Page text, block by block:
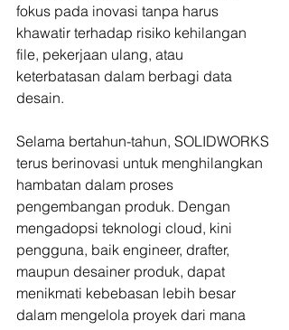
fokus pada inovasi tanpa harus
khawatir terhadap risiko kehilangan
file, pekerjaan ulang, atau
keterbatasan dalam berbagi data
desain.
Selama bertahun-tahun, SOLIDWORKS
terus berinovasi untuk menghilangkan
hambatan dalam proses
pengembangan produk. Dengan
mengadopsi teknologi cloud, kini
pengguna, baik engineer, drafter,
maupun desainer produk, dapat
menikmati kebebasan lebih besar
dalam mengelola proyek dari mana